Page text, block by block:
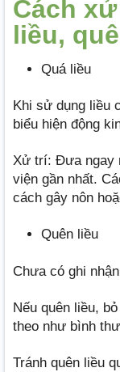
Cách
liều,
Quá liều
Khi sử dụng liều
biểu hiện động
Xử trí: Đưa ngay
viện gần nhất.
cách gây nôn
Quên liều
Chưa có ghi
Nếu quên liều,
theo như bình
Tránh quên liều